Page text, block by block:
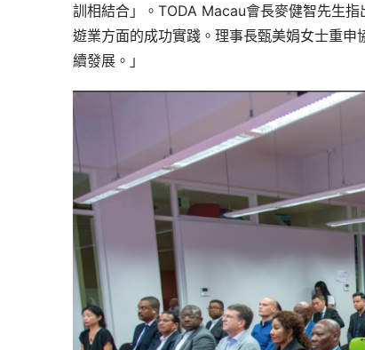
訓相結合」。TODA Macau會長麥健智先生
遊業方面的成功實踐。理事長甄美娟女士重
續發展。」